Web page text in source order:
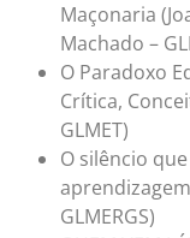
Maçonaria
Machado –
O Paradoxo
Crítica,
GLMET)
O silêncio
GLMERGS)